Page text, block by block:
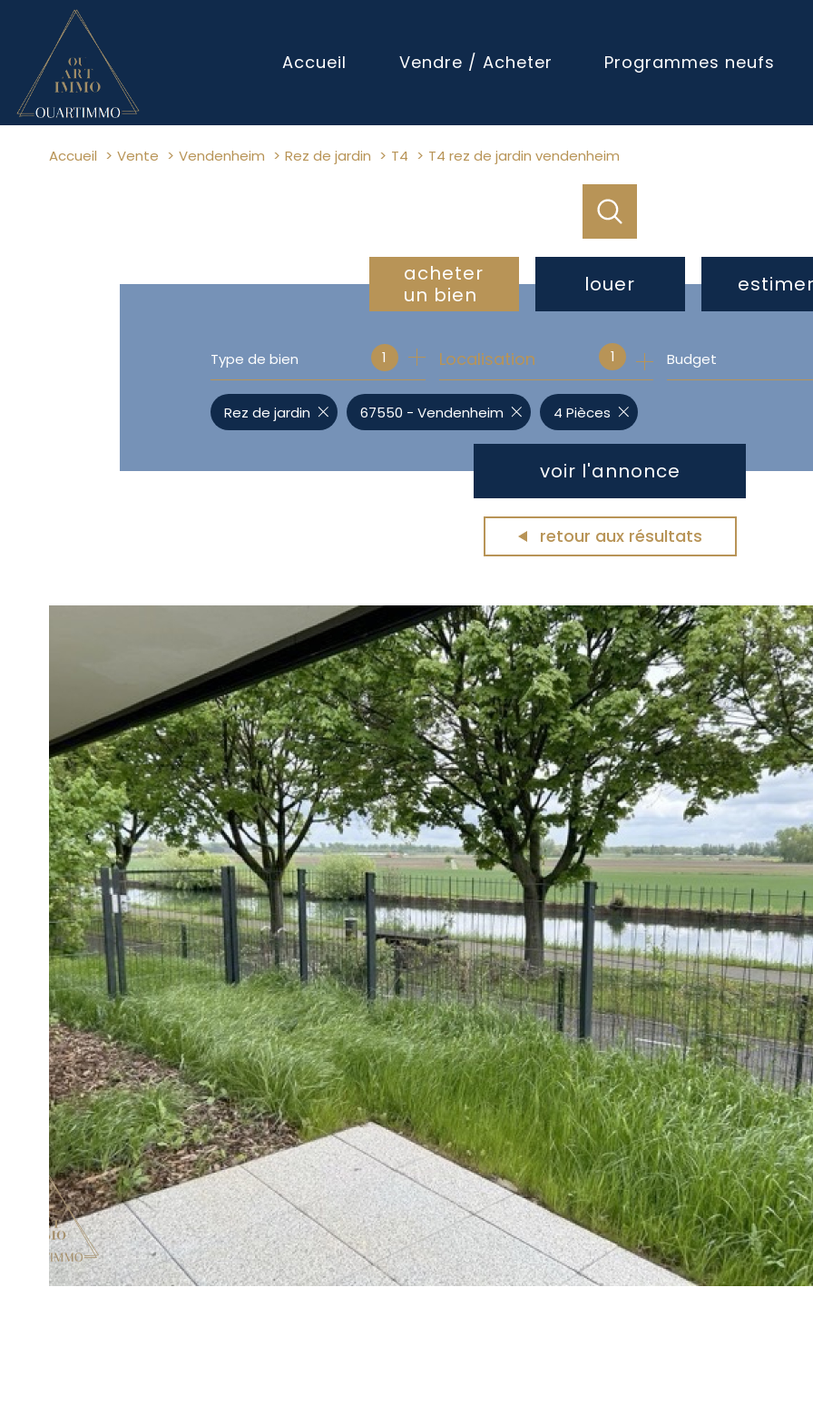
Accueil Vendre / Acheter Programmes neufs
Accueil Vente Vendenheim Rez de jardin T4 T4 rez de jardin vendenheim
acheter
un bien
de l'ancien
du neuf
de l'immo pro
louer
à l'année
de l'immo pro
Type de bien 1 1
Localisation Budget
voir l'annonce
Rez de jardin 67550 - Vendenheim 4 Pièces
retour aux résultats